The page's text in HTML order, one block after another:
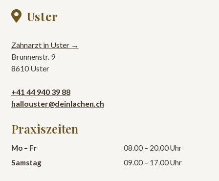
 Uster
Zahnarzt in Uster →
Brunnenstr. 9
8610 Uster
+41 44 940 39 88
hallouster@deinlachen.ch
Praxiszeiten
Mo – Fr
08.00 – 20.00 Uhr
Samstag
09.00 – 17.00 Uhr